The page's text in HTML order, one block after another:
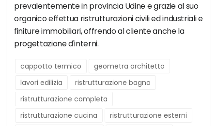
prevalentemente in provincia Udine e grazie al suo
organico effettua ristrutturazioni civili ed industriali e
finiture immobiliari, offrendo al cliente anche la
progettazione d'interni.
cappotto termico
geometra architetto
lavori edilizia
ristrutturazione bagno
ristrutturazione completa
ristrutturazione cucina
ristrutturazione esterni